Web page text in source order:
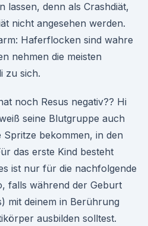
lassen, denn als Crashdiät,
nicht angesehen werden.
Haferflocken sind wahre
nehmen die meisten
zu sich.
noch Resus negativ?? Hi
seine Blutgruppe auch
bekommen, in den
das erste Kind besteht
ist nur für die nachfolgende
falls während der Geburt
mit deinem in Berührung
ausbilden solltest.